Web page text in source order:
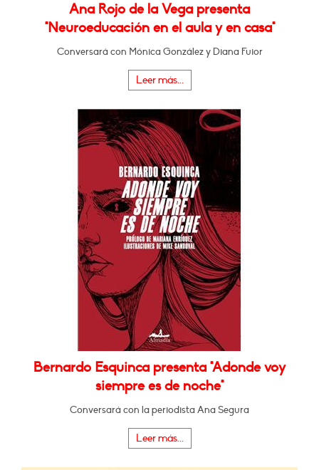
Ana Rojo de la Vega presenta
"Neuroeducación en el aula y en casa"
Conversará con Mónica González y Diana Fuior
Leer más...
Bernardo Esquinca presenta "Adonde voy
siempre es de noche"
Conversará con la periodista Ana Segura
Leer más...